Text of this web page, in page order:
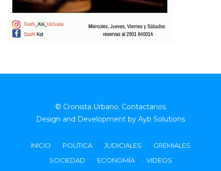
© Cronista Urbano. Contactanos
Design and Development by Ayb Solutions
INICIO POLÍTICA JUDICIALES
GREMIALES
SOCIEDAD
ECONOMÍA VIDEOS